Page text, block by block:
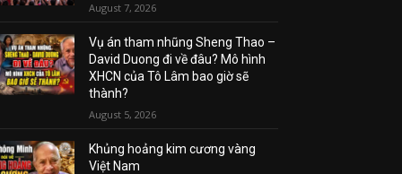
August 7, 2026
Vụ án tham nhũng Sheng Thao –
David Duong đi về đâu? Mô hình
XHCN của Tô Lâm bao giờ sẽ
thành?
August 5, 2026
Khủng hoảng kim cương vàng
Việt Nam